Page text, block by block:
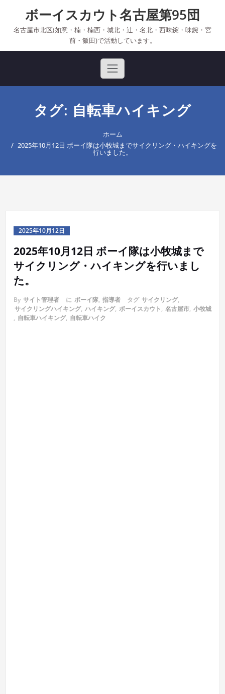
content
ボーイスカウト名古屋第95団
名古屋市北区(如意・楠・楠西・城北・辻・名北・西味鋺・味鋺・宮
前・飯田)で活動しています。
タグ: 自転車ハイキング
ホーム
2025年10月12日 ボーイ隊は小牧城までサイクリング・ハイキングを
行いました。
2025年10月12日
2025年10月12日 ボーイ隊は小牧城まで
サイクリング・ハイキングを行いまし
た。
By サイト管理者 に ボーイ隊, 指導者 タグ サイクリング,
サイクリングハイキング, ハイキング, ボーイスカウト, 名古屋市, 小牧城
, 自転車ハイキング, 自転車ハイク